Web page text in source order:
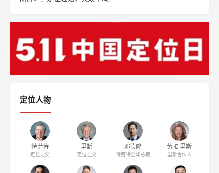
定位人物
特劳特
定位之父
里斯
定位之父
邓德隆
特劳特全球总裁
劳拉·里斯
里斯合伙人